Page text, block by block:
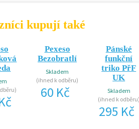
kupují také
Pexeso
Bezobratlí
Skladem
(ihned k odběru)
60 Kč
Pánské
funkční
triko PřF
UK
Skladem
(ihned k
295 Kč